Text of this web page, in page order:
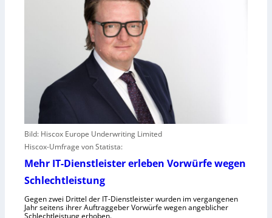
Bild: Hiscox Europe Underwriting Limited
Hiscox-Umfrage von Statista:
Mehr IT-Dienstleister erleben Vorwürfe wegen
Schlechtleistung
Gegen zwei Drittel der IT-Dienstleister wurden im vergangenen
Jahr seitens ihrer Auftraggeber Vorwürfe wegen angeblicher